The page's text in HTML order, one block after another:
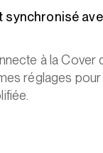
synchronisé
à la Cover
réglages pour